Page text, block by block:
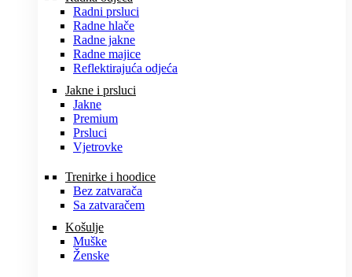
Radni prsluci
Radne hlače
Radne jakne
Radne majice
Reflektirajuća odjeća
Jakne i prsluci
Jakne
Premium
Prsluci
Vjetrovke
Trenirke i hoodice
Bez zatvarača
Sa zatvaračem
Košulje
Muške
Ženske